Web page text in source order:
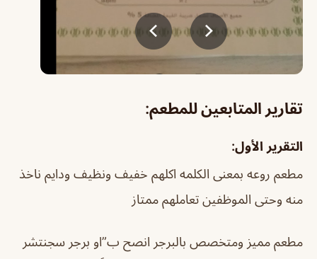
تقارير المتابعين للمطعم:
التقرير الأول:
مطعم روعه بمعنى الكلمه اكلهم خفيف ونظيف ودايم ناخذ
منه وحتى الموظفين تعاملهم ممتاز
مطعم مميز ومتخصص بالبرجر انصح ب”او برجر سجنتشر